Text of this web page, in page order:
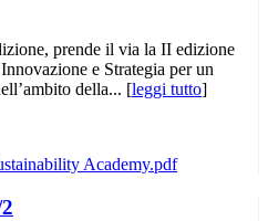
prende il via la II edizione
e Strategia per un
della... [leggi tutto]